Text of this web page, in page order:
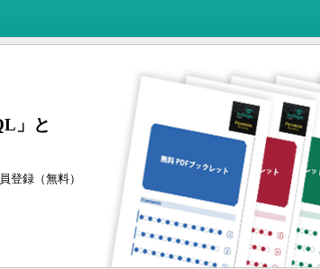
」と
登録（無料）